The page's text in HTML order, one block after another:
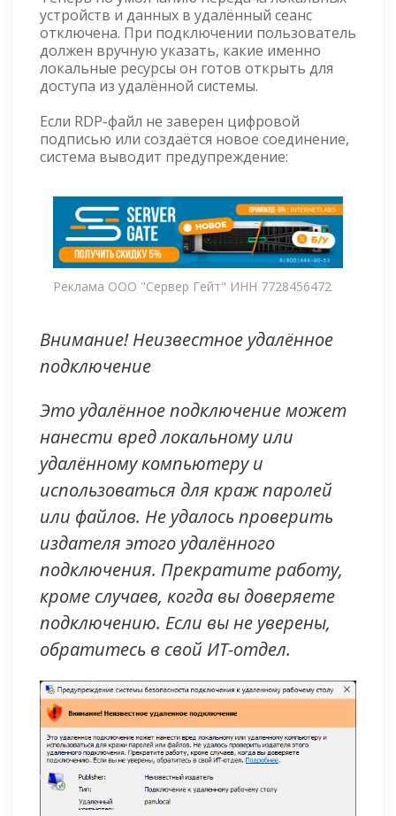
устройств и данных в удалённый сеанс
отключена. При подключении пользователь
должен вручную указать, какие именно
локальные ресурсы он готов открыть для
доступа из удалённой системы.
Если RDP-файл не заверен цифровой
подписью или создаётся новое соединение,
система выводит предупреждение:
Реклама ООО "Сервер Гейт" ИНН 7728456472
Внимание! Неизвестное удалённое
подключение
Это удалённое подключение может
нанести вред локальному или
удалённому компьютеру и
использоваться для краж паролей
или файлов. Не удалось проверить
издателя этого удалённого
подключения. Прекратите работу,
кроме случаев, когда вы доверяете
подключению. Если вы не уверены,
обратитесь в свой ИТ-отдел.